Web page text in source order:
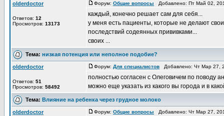
olderdoctor
Ответов: 12
Просмотров: 13173
Форум: Общие вопросы Добавлено: Пт Май 02,
каждый, конечно решает сам для себя...
у меня есть пациенты, которые не делают
последствий содеянных прививками...
своих ...
Тема: низкая потенция или неполное подобие?
olderdoctor
Ответов: 51
Просмотров: 58492
Форум: Для специалистов Добавлено: Чт Мар 27,
полностью согласен с Олеговичем по поводу
можно еще указать из какого вы города и в
Тема: Влияние на ребенка через грудное молоко
olderdoctor Форум: Общие вопросы Добавлено: Чт Мар 27,